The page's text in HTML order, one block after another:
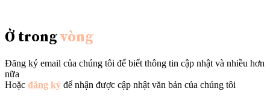
Ở trongvòng
Đăng ký email của chúng tôi để biết thông tin cập nhật và nhiều hơn
nữa
Hoặc đăng ký để nhận được cập nhật văn bản của chúng tôi